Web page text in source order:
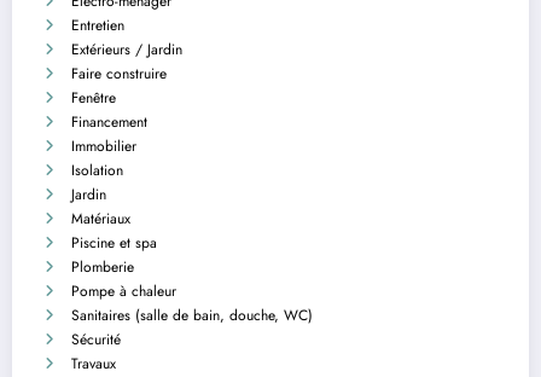
Entretien
Extérieurs / Jardin
Faire construire
Fenêtre
Financement
Immobilier
Isolation
Jardin
Matériaux
Piscine et spa
Plomberie
Pompe à chaleur
Sanitaires (salle de bain, douche, WC)
Sécurité
Travaux